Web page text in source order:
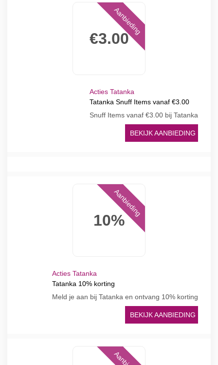
€3.00
Aanbieding
Acties Tatanka
Tatanka Snuff Items vanaf €3.00
Snuff Items vanaf €3.00 bij Tatanka
BEKIJK AANBIEDING
10%
Aanbieding
Acties Tatanka
Tatanka 10% korting
Meld je aan bij Tatanka en ontvang 10% korting
BEKIJK AANBIEDING